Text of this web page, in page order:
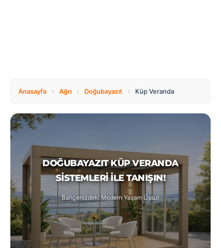
Anasayfa › Ağrı › Doğubayazıt › Küp Veranda
DOĞUBAYAZIT KÜP VERANDA
SISTEMLERI ILE TANIŞIN!
Bahçenizdeki Modern Yaşam Üssü!
Bulgaria
Canada
Czech
Republic
Netherlands
Romania
Switzerland
Turkey
United